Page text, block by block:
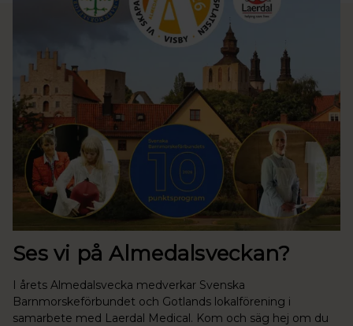
Ses vi på Almedalsveckan?
I årets Almedalsvecka medverkar Svenska
Barnmorskeförbundet och Gotlands lokalförening i
samarbete med Laerdal Medical. Kom och säg hej om du